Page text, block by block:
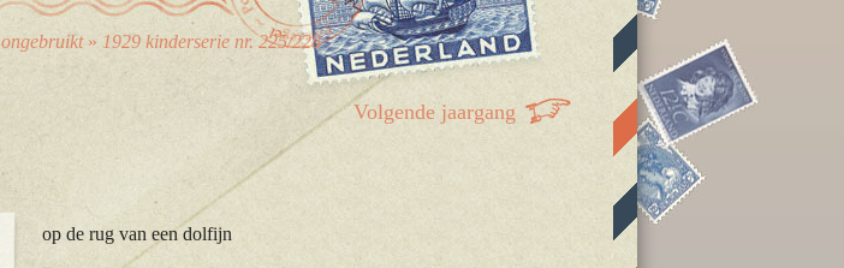
Volgende jaargang
op de rug van een dolfijn
» 1929 kinderserie nr. 225/228